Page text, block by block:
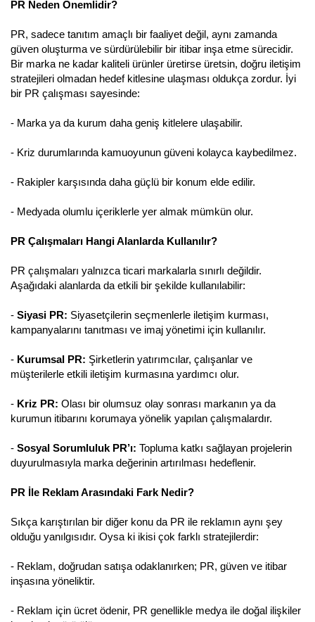
PR Neden Önemlidir?
PR, sadece tanıtım amaçlı bir faaliyet değil, aynı zamanda
güven oluşturma ve sürdürülebilir bir itibar inşa etme sürecidir.
Bir marka ne kadar kaliteli ürünler üretirse üretsin, doğru iletişim
stratejileri olmadan hedef kitlesine ulaşması oldukça zordur. İyi
bir PR çalışması sayesinde:
- Marka ya da kurum daha geniş kitlelere ulaşabilir.
- Kriz durumlarında kamuoyunun güveni kolayca kaybedilmez.
- Rakipler karşısında daha güçlü bir konum elde edilir.
- Medyada olumlu içeriklerle yer almak mümkün olur.
PR Çalışmaları Hangi Alanlarda Kullanılır?
PR çalışmaları yalnızca ticari markalarla sınırlı değildir.
Aşağıdaki alanlarda da etkili bir şekilde kullanılabilir:
- Siyasi PR: Siyasetçilerin seçmenlerle iletişim kurması,
kampanyalarını tanıtması ve imaj yönetimi için kullanılır.
- Kurumsal PR: Şirketlerin yatırımcılar, çalışanlar ve
müşterilerle etkili iletişim kurmasına yardımcı olur.
- Kriz PR: Olası bir olumsuz olay sonrası markanın ya da
kurumun itibarını korumaya yönelik yapılan çalışmalardır.
- Sosyal Sorumluluk PR’ı: Topluma katkı sağlayan projelerin
duyurulmasıyla marka değerinin artırılması hedeflenir.
PR İle Reklam Arasındaki Fark Nedir?
Sıkça karıştırılan bir diğer konu da PR ile reklamın aynı şey
olduğu yanılgısıdır. Oysa ki ikisi çok farklı stratejilerdir:
- Reklam, doğrudan satışa odaklanırken; PR, güven ve itibar
inşasına yöneliktir.
- Reklam için ücret ödenir, PR genellikle medya ile doğal ilişkiler